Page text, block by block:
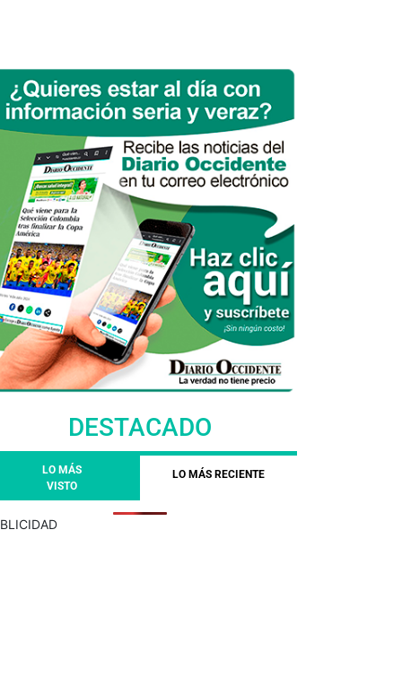
DESTACADO
LO MÁS
VISTO
LO MÁS RECIENTE